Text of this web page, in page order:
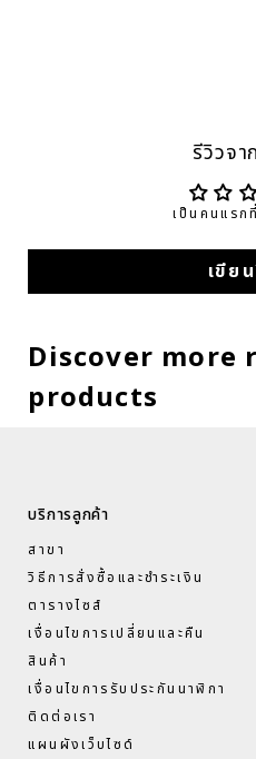
รีวิวจา
เป็นคนแรก
เขีย
Discover more
products
บริการลูกค้า
สาขา
วิธีการสั่งซื้อและชำระเงิน
ตารางไซส์
เงื่อนไขการเปลี่ยนและคืน
สินค้า
เงื่อนไขการรับประกันนาฬิกา
ติดต่อเรา
แผนผังเว็บไซด์